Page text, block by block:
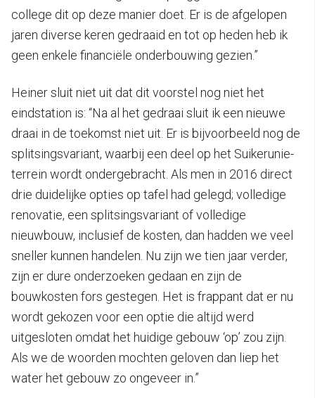
college dit op deze manier doet. Er is de afgelopen
jaren diverse keren gedraaid en tot op heden heb ik
geen enkele financiële onderbouwing gezien.”
Heiner sluit niet uit dat dit voorstel nog niet het
eindstation is: “Na al het gedraai sluit ik een nieuwe
draai in de toekomst niet uit. Er is bijvoorbeeld nog de
splitsingsvariant, waarbij een deel op het Suikerunie-
terrein wordt ondergebracht. Als men in 2016 direct
drie duidelijke opties op tafel had gelegd; volledige
renovatie, een splitsingsvariant of volledige
nieuwbouw, inclusief de kosten, dan hadden we veel
sneller kunnen handelen. Nu zijn we tien jaar verder,
zijn er dure onderzoeken gedaan en zijn de
bouwkosten fors gestegen. Het is frappant dat er nu
wordt gekozen voor een optie die altijd werd
uitgesloten omdat het huidige gebouw ‘op’ zou zijn.
Als we de woorden mochten geloven dan liep het
water het gebouw zo ongeveer in.”